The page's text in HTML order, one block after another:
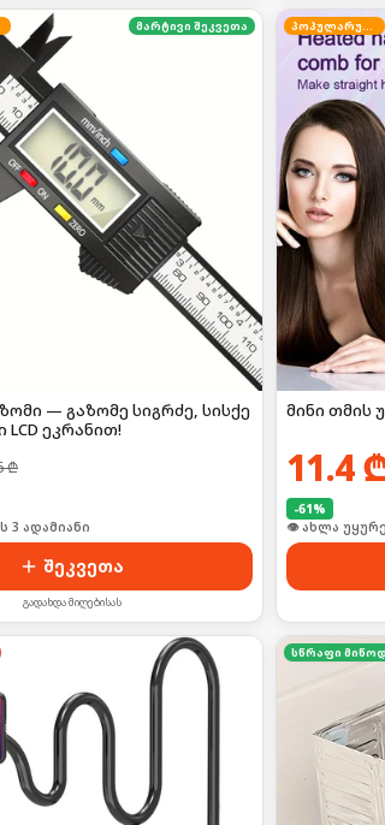
მარტივი შეკვეთა
— გაზომე სიგრძე, სისქე
ეკრანით!
₾
იყიდა 3-მა
შეკვეთა
გადახდა მიღებისას
პოპულარული
მინი
11.4
-61%
🛒 ბოლო